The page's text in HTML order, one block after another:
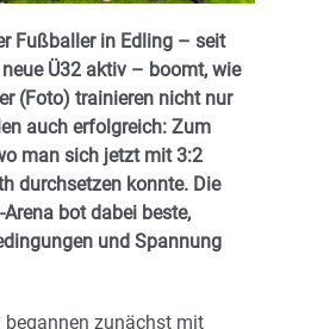
Fußballer in Edling – seit
Ü32 aktiv – boomt, wie
(Foto) trainieren nicht nur
auch erfolgreich: Zum
man sich jetzt mit 3:2
durchsetzen konnte. Die
bot dabei beste,
und Spannung
begannen zunächst mit